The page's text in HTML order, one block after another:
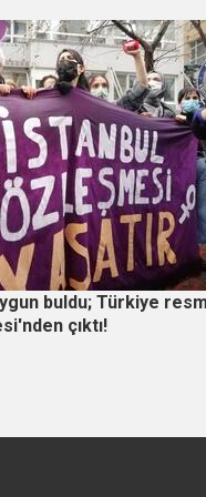
buldu; Türkiye
çıktı!